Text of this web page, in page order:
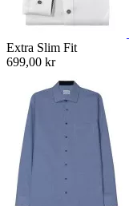
Extra Slim Fit
699,00 kr